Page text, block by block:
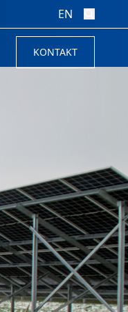
EN
KONTAKT